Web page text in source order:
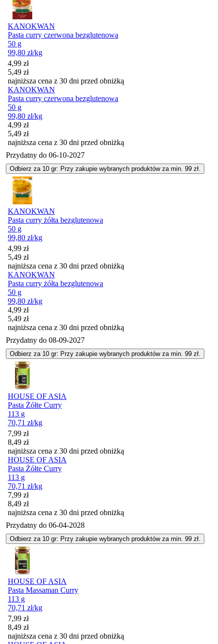
KANOKWAN
Pasta curry czerwona bezglutenowa
50 g
99,80 zł/kg
Cena promocyjna
4,99 zł
5,49 zł
najniższa cena z 30 dni przed obniżką
KANOKWAN
Pasta curry czerwona bezglutenowa
50 g
99,80 zł/kg
Cena promocyjna
4,99 zł
5,49 zł
najniższa cena z 30 dni przed obniżką
Przydatny do 06-10-2027
Odbierz za 10 gr: Przy zakupie wybranych produktów za min. 99 zł.
KANOKWAN
Pasta curry żółta bezglutenowa
50 g
99,80 zł/kg
Cena promocyjna
4,99 zł
5,49 zł
najniższa cena z 30 dni przed obniżką
KANOKWAN
Pasta curry żółta bezglutenowa
50 g
99,80 zł/kg
Cena promocyjna
4,99 zł
5,49 zł
najniższa cena z 30 dni przed obniżką
Przydatny do 08-09-2027
Odbierz za 10 gr: Przy zakupie wybranych produktów za min. 99 zł.
HOUSE OF ASIA
Pasta Żółte Curry
113 g
70,71 zł/kg
Cena promocyjna
7,99 zł
8,49 zł
najniższa cena z 30 dni przed obniżką
HOUSE OF ASIA
Pasta Żółte Curry
113 g
70,71 zł/kg
Cena promocyjna
7,99 zł
8,49 zł
najniższa cena z 30 dni przed obniżką
Przydatny do 06-04-2028
Odbierz za 10 gr: Przy zakupie wybranych produktów za min. 99 zł.
HOUSE OF ASIA
Pasta Massaman Curry
113 g
70,71 zł/kg
Cena promocyjna
7,99 zł
8,49 zł
najniższa cena z 30 dni przed obniżką